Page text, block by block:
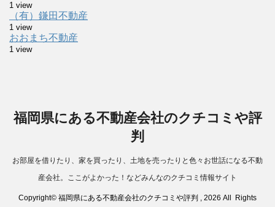
1 view
（有）鎌田不動産
1 view
おおまち不動産
1 view
福岡県にある不動産会社のクチコミや評
判
お部屋を借りたり、家を買ったり、土地を売ったりと色々お世話になる不動
産会社。ここがよかった！などみんなのクチコミ情報サイト
Copyright© 福岡県にある不動産会社のクチコミや評判 , 2026 All Rights